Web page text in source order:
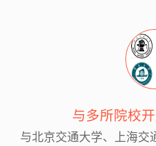
与多所院校
与北京交通大学、上海交